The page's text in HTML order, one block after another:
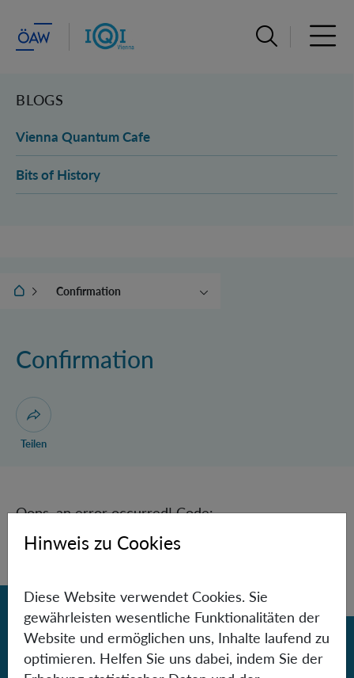
Suchleiste
BLOGS
Vienna Quantum Cafe
Bits of History
IQOQI WienConfirmation
Confirmation
Dialog zum Teilen der Seite öffnen
Teilen
Oops, an error occurred! Code:
2026080916110504d46d3f
Zurück
Contact
Hinweis zu Cookies
Diese Website verwendet Cookies. Sie
gewährleisten wesentliche Funktionalitäten der
Website und ermöglichen uns, Inhalte laufend zu
optimieren. Helfen Sie uns dabei, indem Sie der